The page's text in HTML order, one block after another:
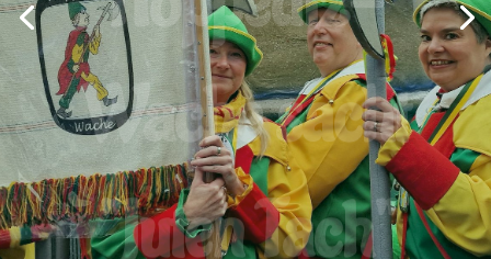
Wache sacht
"Juten Tach"